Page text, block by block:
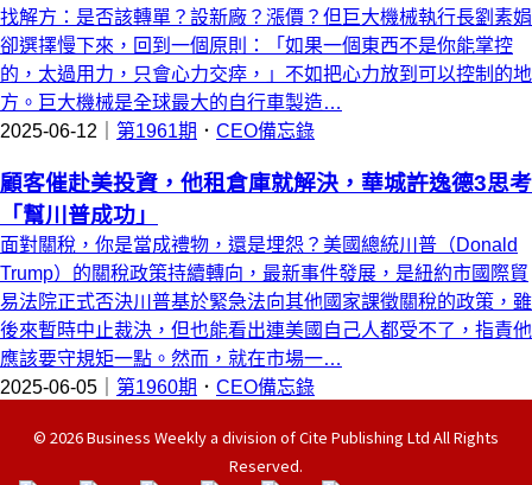
找解方：是否該轉單？設新廠？漲價？但巨大機械執行長劉素娟
卻選擇慢下來，回到一個原則：「如果一個東西不是你能掌控
的，太過用力，只會心力交瘁，」不如把心力放到可以控制的地
方。巨大機械是全球最大的自行車製造…
2025-06-12｜ 第1961期 ． CEO備忘錄
顧客催赴美投資，他租倉庫就解決，華城許逸德3思考
「幫川普成功」
面對關稅，你是當成禮物，還是埋怨？美國總統川普（Donald
Trump）的關稅政策持續轉向，最新事件發展，是紐約市國際貿
易法院正式否決川普基於緊急法向其他國家課徵關稅的政策，雖
後來暫時中止裁決，但也能看出連美國自己人都受不了，指責他
應該要守規矩一點。然而，就在市場一…
2025-06-05｜ 第1960期 ． CEO備忘錄
© 2026 Business Weekly a division of Cite Publishing Ltd All Rights
Reserved.